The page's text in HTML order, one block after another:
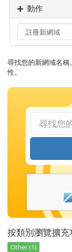
動作
尋找您的新網域名
性。
按類別瀏覽擴充
Other (1)